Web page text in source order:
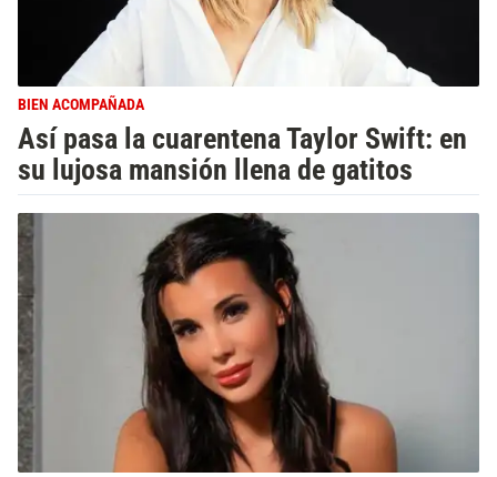
BIEN ACOMPAÑADA
Así pasa la cuarentena Taylor Swift: en
su lujosa mansión llena de gatitos